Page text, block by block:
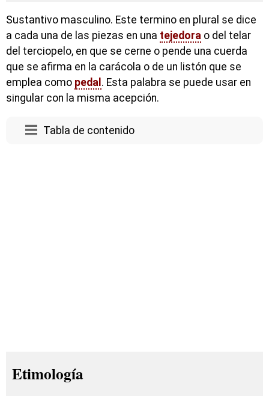
Sustantivo masculino. Este termino en plural se dice
a cada una de las piezas en una tejedora o del telar
del terciopelo, en que se cerne o pende una cuerda
que se afirma en la carácola o de un listón que se
emplea como pedal . Esta palabra se puede usar en
singular con la misma acepción.
Tabla de contenido
Etimología